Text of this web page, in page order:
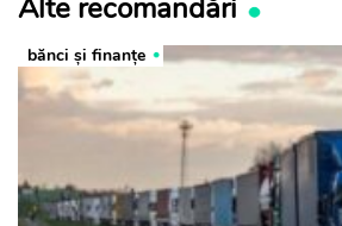
Alte recomandări
bănci şi finanţe